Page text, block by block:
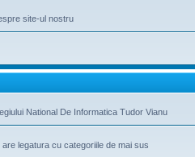
site-ul nostru
National De Informatica Tudor Vianu
legatura cu categoriile de mai sus